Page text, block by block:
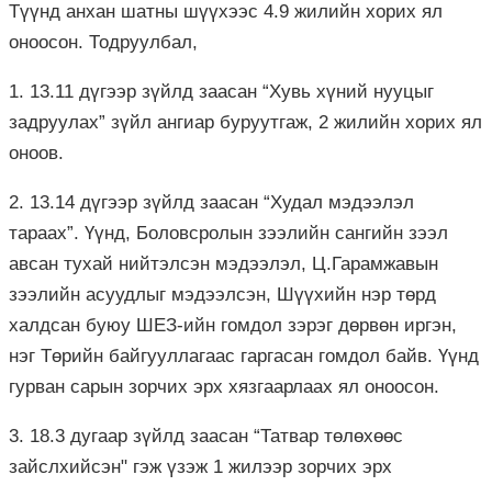
Түүнд анхан шатны шүүхээс 4.9 жилийн хорих ял
оноосон. Тодруулбал,
1. 13.11 дүгээр зүйлд заасан “Хувь хүний нууцыг
задруулах” зүйл ангиар буруутгаж, 2 жилийн хорих ял
оноов.
2. 13.14 дүгээр зүйлд заасан “Худал мэдээлэл
тараах”. Үүнд, Боловсролын зээлийн сангийн зээл
авсан тухай нийтэлсэн мэдээлэл, Ц.Гарамжавын
зээлийн асуудлыг мэдээлсэн, Шүүхийн нэр төрд
халдсан буюу ШЕЗ-ийн гомдол зэрэг дөрвөн иргэн,
нэг Төрийн байгууллагаас гаргасан гомдол байв. Үүнд
гурван сарын зорчих эрх хязгаарлаах ял оноосон.
3. 18.3 дугаар зүйлд заасан “Татвар төлөхөөс
зайслхийсэн" гэж үзэж 1 жилээр зорчих эрх